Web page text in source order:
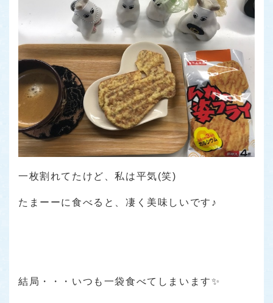
一枚割れてたけど、私は平気(笑)
たまーーに食べると、凄く美味しいです♪
結局・・・いつも一袋食べてしまいます✨